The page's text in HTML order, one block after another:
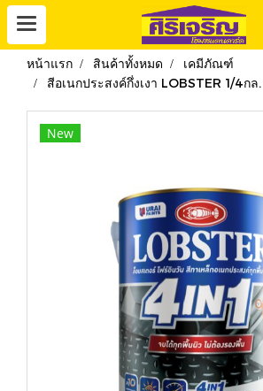
หน้าแรก สินค้าทั้งหมด
เคมีภัณฑ์
สีอเนกประสงค์กึ่งเงา LOBSTER 1/4ก
New